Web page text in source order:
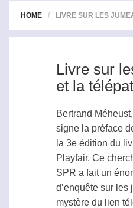
HOME LIVRE SUR LES
Livre sur
et la
Bertrand
signe la préface
la 3e édition du
Playfair. Ce
SPR a fait un
d’enquête sur les
mystère du lien